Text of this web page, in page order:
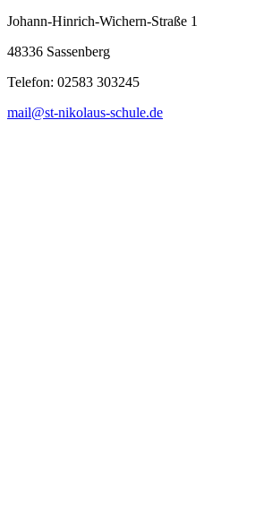
Johann-Hinrich-Wichern-Straße 1
48336 Sassenberg
Telefon: 02583 303245
mail@st-nikolaus-schule.de